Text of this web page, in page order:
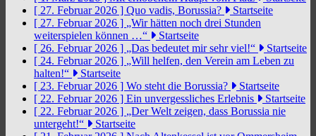
[ 27. Februar 2026 ] Quo vadis, Borussia?
Startseite
[ 27. Februar 2026 ] „Wir hätten noch drei Stunden
weiterspielen können …“
Startseite
[ 26. Februar 2026 ] „Das bedeutet mir sehr viel!“
Startseite
[ 24. Februar 2026 ] „Will helfen, den Verein am Leben zu
halten!“
Startseite
[ 23. Februar 2026 ] Wo steht die Borussia?
Startseite
[ 22. Februar 2026 ] Ein unvergessliches Erlebnis
Startseite
[ 22. Februar 2026 ] „Der Welt zeigen, dass Borussia nie
untergeht!“
Startseite